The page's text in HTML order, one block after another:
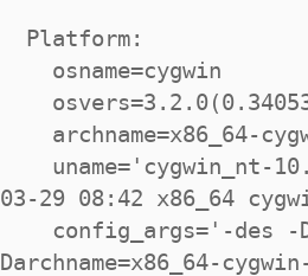
03-29 08:42 x86_64
Darchname=x86_64-